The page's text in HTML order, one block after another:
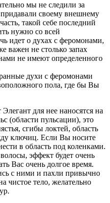
мы не следили за
своему внешнему
такой себе последний
нужно со всей
идет о духах с феромонами,
важен не столько запах
не имеют определенного
духи с феромонами
пола, где бы Вы
для нее наносятся на
(области пульсации), это
сгибы локтей, область
ключиц. Если Вы носите
в область под коленками.
эффект будет очень
Вас очень долгое время.
с ними и пахли привычно
чистое тело, желательно